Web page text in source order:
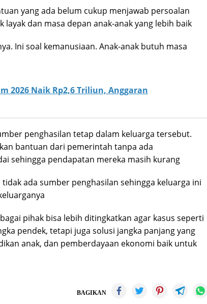
yang ada belum cukup menjawab persoalan
dan masa depan anak-anak yang lebih baik
Ini soal kemanusiaan. Anak-anak butuh masa
2026 Naik Rp2,6 Triliun, Anggaran
penghasilan tetap dalam keluarga tersebut.
bantuan dari pemerintah tanpa ada
sehingga pendapatan mereka masih kurang
ada sumber penghasilan sehingga keluarga ini
pihak bisa lebih ditingkatkan agar kasus seperti
pendek, tetapi juga solusi jangka panjang yang
anak, dan pemberdayaan ekonomi baik untuk
BAGIKAN